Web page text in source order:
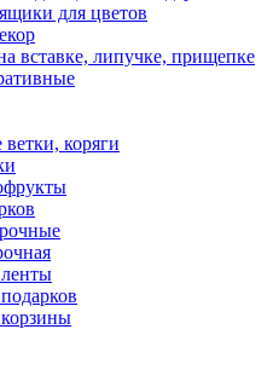
для цветов
вставке, липучке, прищепке
коряги